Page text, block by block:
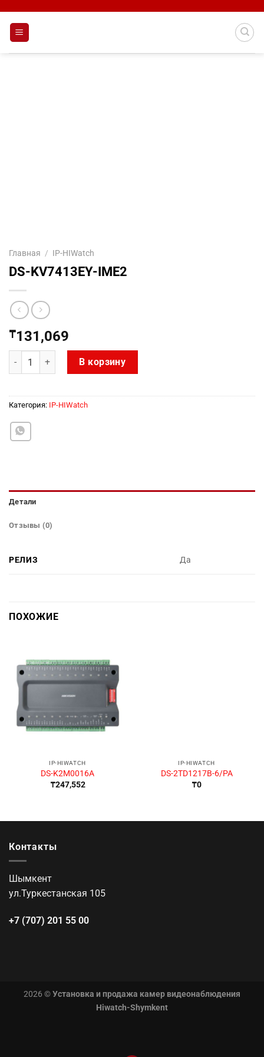
content
Главная / IP-HIWatch
DS-KV7413EY-IME2
₸131,069
Количество товара DS-KV7413EY-IME2
В корзину
Категория: IP-HIWatch
Детали
Отзывы (0)
РЕЛИЗ Да
ПОХОЖИЕ
IP-HIWATCH
DS-K2M0016A
₸247,552
IP-HIWATCH
DS-2TD1217B-6/PA
₸0
Контакты
Шымкент
ул.Туркестанская 105
+7 (707) 201 55 00
2026 ©Установка и продажа камер видеонаблюдения
Hiwatch-Shymkent